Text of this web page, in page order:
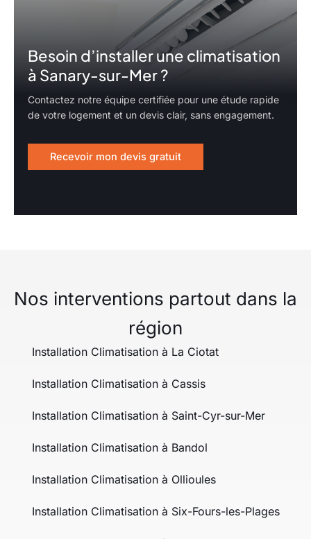
Besoin d’installer une climatisation
à Sanary-sur-Mer ?
Contactez notre équipe certifiée pour une étude rapide
de votre logement et un devis clair, sans engagement.
Recevoir mon devis gratuit
Nos interventions partout dans la
région
Installation Climatisation à La Ciotat
Installation Climatisation à Cassis
Installation Climatisation à Saint-Cyr-sur-Mer
Installation Climatisation à Bandol
Installation Climatisation à Ollioules
Installation Climatisation à Six-Fours-les-Plages